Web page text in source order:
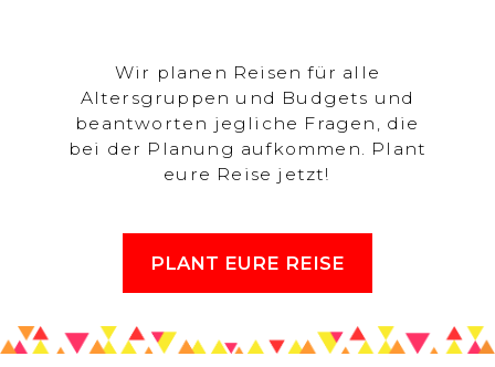
Wir planen Reisen für alle
Altersgruppen und Budgets und
beantworten jegliche Fragen, die
bei der Planung aufkommen. Plant
eure Reise jetzt!
PLANT EURE REISE